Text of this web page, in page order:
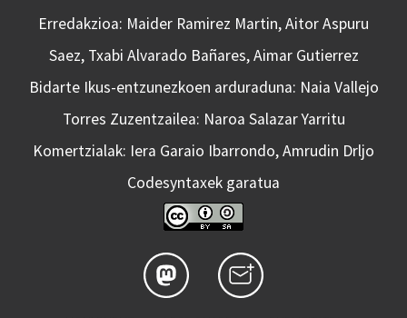
Erredakzioa: Maider Ramirez Martin, Aitor Aspuru
Saez, Txabi Alvarado Bañares, Aimar Gutierrez
Bidarte Ikus-entzunezkoen arduraduna: Naia Vallejo
Torres Zuzentzailea: Naroa Salazar Yarritu
Komertzialak: Iera Garaio Ibarrondo, Amrudin Drljo
Codesyntaxek garatua